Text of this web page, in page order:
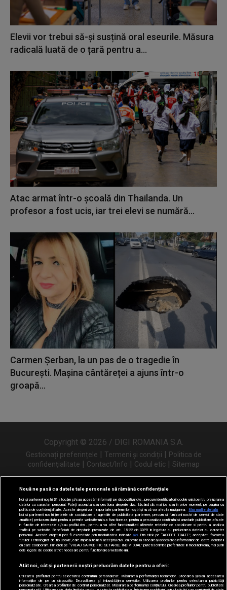
Elevii vor trebui să-și susțină oral eseurile. Măsura
radicală luată de o țară pentru a...
Atac armat într-o școală din Thailanda. Un
profesor a fost ucis, iar trei elevi se numără...
Carmen Șerban, la un pas de o tragedie în
București. Mașina cântăreței a ajuns într-o
groapă...
Copyright © 2026 / DIGI ROMANIA S.A.
Gestionați preferințele | Termeni și condiții | Politica de
confidențialitate | Contact/Info | Codul etic | Sitemap
Urmărește-ne și pe
Nouă ne pasă ca datele tale personale să rămână confidențiale
Noi și partenerii noștri31 stocăm și/sau accesăm informații pe dispozitivul dvs., precum identificatorii cookie unici pentru prelucrarea
datelor cu caracter personal. Puteți accepta sau gestiona alegerile dvs. făcând clic mai jos sau în orice moment, pe pagina cu
politica de confidențialitate. Aceste alegeri vor fi raportate partenerilor noștri și nu vă vor afecta navigarea.
Mai multe detalii
Noi si partenerii nostri (retelele de socializare si agentiile de publicitate partenere, precum si furnizorii nostri de servicii de date
analitice) prelucram date pentru a permite website-ului sa functioneze, pentru a personaliza continutul si anunturile publicitare afisate
in functie de interesele si/sau profilul dvs., pentru a va oferi functionalitati aferente retelelor de socializare si pentru a analiza
traficul pe website. Beneficiati de drepturile prevazute de art. 15-22 din GDPR in legatura cu prelucrarea datelor cu caracter
personal. Aceste drepturi pot fi exercitate prin modalitatea indicata aici. Prin click pe “ACCEPT TOATE”, acceptati folosirea
tuturor Tehnologiilor de tip Cookie, care implica inclusiv acceptul dvs. cu privire la stocarea/accesarea informatiilor de catre Vendor-ii
cu care colaboram. Prin click pe “VREAU SA MODIFIC SETARILE INDIVIDUAL” puteti schimba preferintele in mod individual, mai putin
cele legate de cookie strict necesare pentru functionarea website-ului.
Atât noi, cât și partenerii noștri prelucrăm datele pentru a oferi:
Utilizarea profilurilor pentru selectarea conținutului personalizat. Măsurarea performanței reclamelor. Stocarea și/sau accesarea
informațiilor de pe un dispozitiv. Dezvoltarea și îmbunătățirea serviciilor. Utilizarea profilurilor pentru selectarea publicității
personalizate. Crearea profilurilor de conținut personalizat. Măsurarea performanței conținutului. Crearea profilurilor pentru publicitate